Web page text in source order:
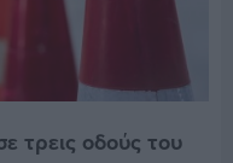
τρεις οδούς του